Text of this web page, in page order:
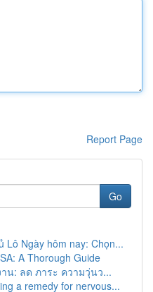
Report Page
Go
Lô Ngày hôm nay: Chọn...
A Thorough Guide
น: ลด ภาระ ความวุ่นว...
a remedy for nervous...